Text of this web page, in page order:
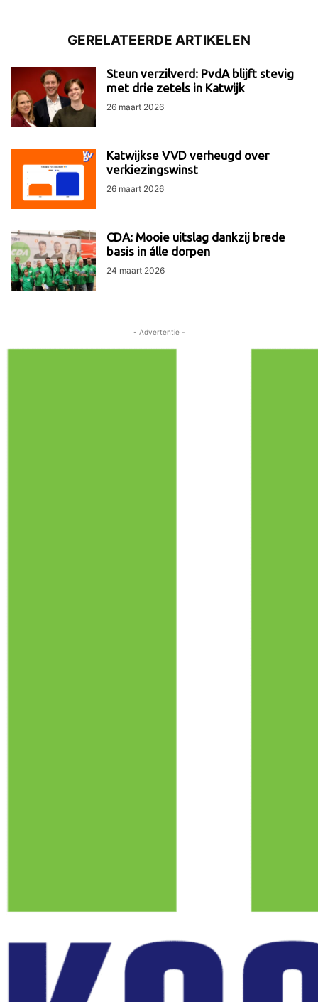
GERELATEERDE ARTIKELEN
Steun verzilverd: PvdA blijft stevig
met drie zetels in Katwijk
26 maart 2026
Katwijkse VVD verheugd over
verkiezingswinst
26 maart 2026
CDA: Mooie uitslag dankzij brede
basis in álle dorpen
24 maart 2026
- Advertentie -